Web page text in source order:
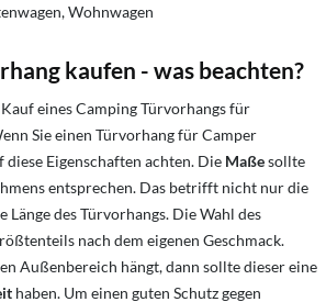
Wohnwagen
kaufen - was beachten?
eines Camping Türvorhangs für
Sie einen Türvorhang für Camper
diese Eigenschaften achten. Die Maßesollte
entsprechen. Das betrifft nicht nur die
Länge des Türvorhangs. Die Wahl des
nach dem eigenen Geschmack.
Außenbereich hängt, dann sollte dieser eine
haben. Um einen guten Schutz gegen